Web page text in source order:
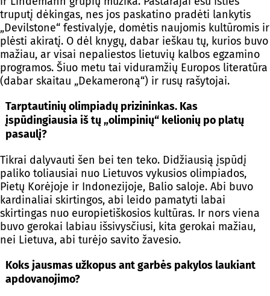
truputį dėkingas, nes jos paskatino pradėti lankytis
„Devilstone“ festivalyje, domėtis naujomis kultūromis ir
plėsti akiratį. O dėl knygų, dabar ieškau tų, kurios buvo
mažiau, ar visai nepaliestos lietuvių kalbos egzamino
programos. Šiuo metu tai viduramžių Europos literatūra
(dabar skaitau „Dekameroną“) ir rusų rašytojai.
Tarptautinių olimpiadų prizininkas. Kas
įspūdingiausia iš tų „olimpinių“ kelionių po platų
pasaulį?
Tikrai dalyvauti šen bei ten teko. Didžiausią įspūdį
paliko toliausiai nuo Lietuvos vykusios olimpiados,
Pietų Korėjoje ir Indonezijoje, Balio saloje. Abi buvo
kardinaliai skirtingos, abi leido pamatyti labai
skirtingas nuo europietiškosios kultūras. Ir nors viena
buvo gerokai labiau išsivysčiusi, kita gerokai mažiau,
nei Lietuva, abi turėjo savito žavesio.
Koks jausmas užkopus ant garbės pakylos laukiant
apdovanojimo?